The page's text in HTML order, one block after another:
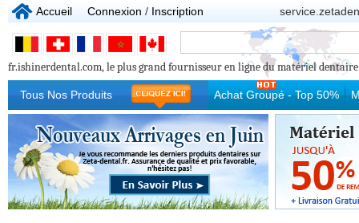
Accueil Connexion / Inscription
fr.ishinerdental.com, le plus grand fournisseur en ligne du matériel dentaire
Tous Nos Produits Achat Groupé - Top 50%